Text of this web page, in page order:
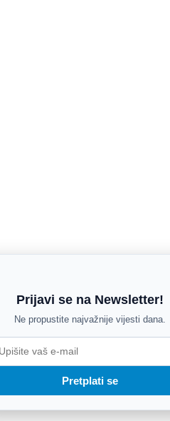
Prijavi se na Newsletter!
Ne propustite najvažnije vijesti dana.
Pretplati se